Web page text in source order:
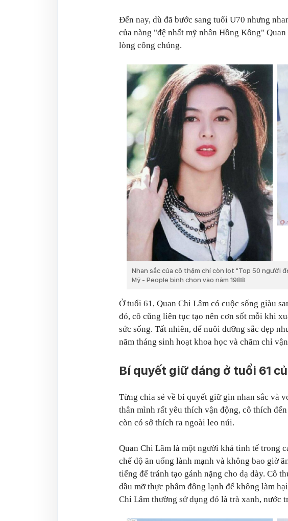
Đến nay, dù đã bước sang tuổi U70 nhưng
của nàng "đệ nhất mỹ nhân Hồng Kông"
lòng công chúng.
Nhan sắc của cô thậm chí còn lọt "Top 50 người
Mỹ - People bình chọn vào năm 1988.
Ở tuổi 61, Quan Chi Lâm có cuộc sống giàu
đó, cô cũng liên tục tạo nên cơn sốt mỗi khi
sức sống. Tất nhiên, để nuôi dưỡng sắc đẹp
năm tháng sinh hoạt khoa học và chăm chỉ
Bí quyết giữ dáng ở tuổi 61
Từng chia sẻ về bí quyết giữ gìn nhan sắc và
thân mình rất yêu thích vận động, cô thích
còn có sở thích ra ngoài leo núi.
Quan Chi Lâm là một người khá tinh tế trong
chế độ ăn uống lành mạnh và không bao giờ
tiếng để tránh tạo gánh nặng cho dạ dày. Cô
dầu mỡ thực phẩm đông lạnh để không làm
Chi Lâm thường sử dụng đó là trà xanh, nước